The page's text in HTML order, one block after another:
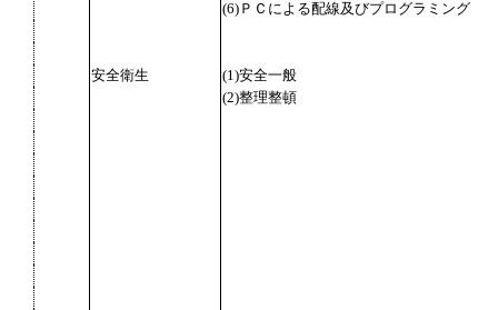
(6)ＰＣによる配線及びプログラミング
安全衛生
(1)安全一般
(2)整理整頓